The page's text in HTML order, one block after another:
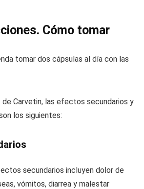
Cómo tomar
tomar dos cápsulas al día con las
Carvetin, las efectos secundarios y
los siguientes:
secundarios incluyen dolor de
vómitos, diarrea y malestar